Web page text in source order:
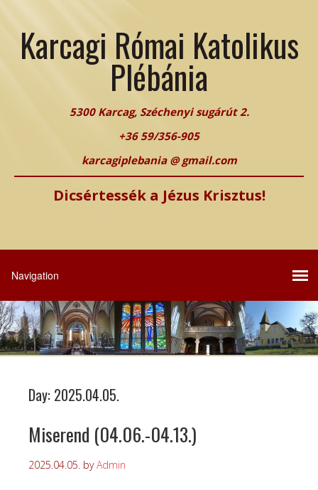
Karcagi Római Katolikus
Plébánia
5300 Karcag, Széchenyi sugárút 2.
+36 59/356-905
karcagiplebania @ gmail.com
Dicsértessék a Jézus Krisztus!
Day: 2025.04.05.
Miserend (04.06.-04.13.)
2025.04.05. byAdmin